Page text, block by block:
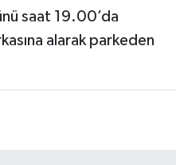
saat 19.00’da
alarak parkeden